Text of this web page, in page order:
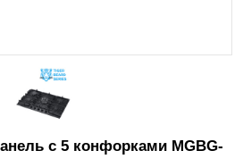
с 5 конфорками MGBG-